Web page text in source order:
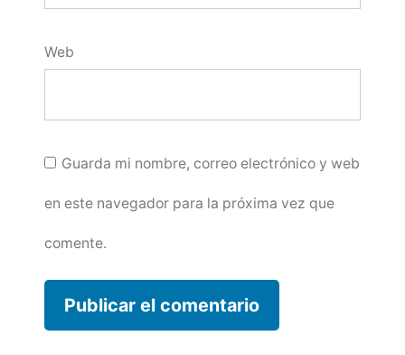
Web
Guarda mi nombre, correo electrónico y web
en este navegador para la próxima vez que
comente.